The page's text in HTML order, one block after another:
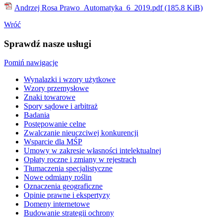
Andrzej Rosa Prawo_Automatyka_6_2019.pdf(185.8 KiB)
Wróć
Sprawdź nasze usługi
Pomiń nawigacje
Wynalazki i wzory użytkowe
Wzory przemysłowe
Znaki towarowe
Spory sądowe i arbitraż
Badania
Postępowanie celne
Zwalczanie nieuczciwej konkurencji
Wsparcie dla MŚP
Umowy w zakresie własności intelektualnej
Opłaty roczne i zmiany w rejestrach
Tłumaczenia specjalistyczne
Nowe odmiany roślin
Oznaczenia geograficzne
Opinie prawne i ekspertyzy
Domeny internetowe
Budowanie strategii ochrony